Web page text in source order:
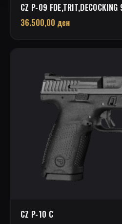
CZ P-09
36.500,00 ден
CZ P-10 C